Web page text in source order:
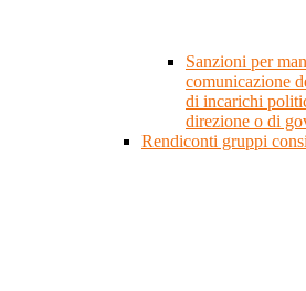
Sanzioni per
comunicazione
di incarichi
direzione o di
Rendiconti gruppi